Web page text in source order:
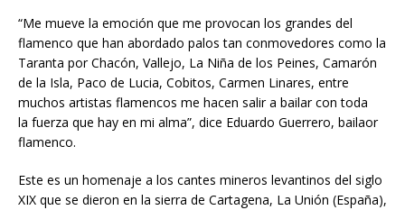
“Me mueve la emoción que me provocan los grandes del
flamenco que han abordado palos tan conmovedores como la
Taranta por Chacón, Vallejo, La Niña de los Peines, Camarón
de la Isla, Paco de Lucia, Cobitos, Carmen Linares, entre
muchos artistas flamencos me hacen salir a bailar con toda
la fuerza que hay en mi alma”, dice Eduardo Guerrero, bailaor
flamenco.
Este es un homenaje a los cantes mineros levantinos del siglo
XIX que se dieron en la sierra de Cartagena, La Unión (España),